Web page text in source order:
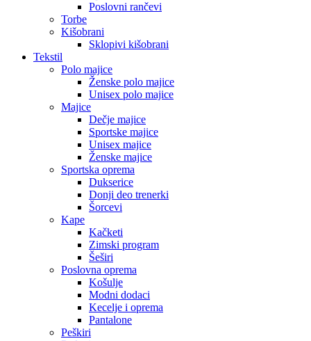
Poslovni rančevi
Torbe
Kišobrani
Sklopivi kišobrani
Tekstil
Polo majice
Ženske polo majice
Unisex polo majice
Majice
Dečje majice
Sportske majice
Unisex majice
Ženske majice
Sportska oprema
Dukserice
Donji deo trenerki
Šorcevi
Kape
Kačketi
Zimski program
Šeširi
Poslovna oprema
Košulje
Modni dodaci
Kecelje i oprema
Pantalone
Peškiri